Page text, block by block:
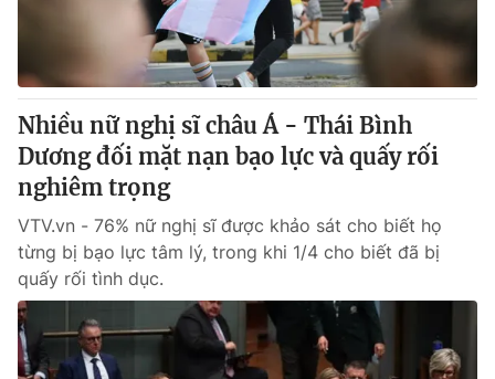
Nhiều nữ nghị sĩ châu Á - Thái Bình
Dương đối mặt nạn bạo lực và quấy rối
nghiêm trọng
VTV.vn - 76% nữ nghị sĩ được khảo sát cho biết họ
từng bị bạo lực tâm lý, trong khi 1/4 cho biết đã bị
quấy rối tình dục.